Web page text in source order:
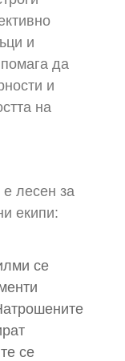
и
да
и
на
лесен за
екипи:
се
се